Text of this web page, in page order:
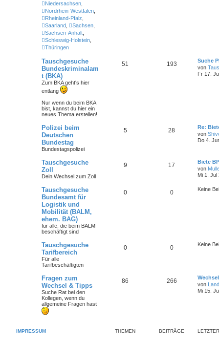
Niedersachsen
Nordrhein-Westfalen
Rheinland-Pfalz
Saarland
Sachsen
Sachsen-Anhalt
Schleswig-Holstein
Thüringen
Tauschgesuche
Bundeskriminalam
t (BKA)
Zum BKA geht's hier
entlang
Nur wenn du beim BKA
bist , kannst du hier ein
neues Thema erstellen!
51 193
Suche
von
Fr 17.
Polizei beim
Deutschen
Bundestag
Bundestagspolizei
5 28
Re:
von
Do 4.
Tauschgesuche
Zoll
Dein Wechsel zum Zoll
9 17
Biete
von
Mi 1. Jul
Tauschgesuche
Bundesamt für
Logistik und
Mobilität (BALM,
ehem. BAG)
für alle, die beim BALM
beschäftigt sind
0 0 Keine
Tauschgesuche
Tarifbereich
Für alle
Tarifbeschäftigten
0 0 Keine
Fragen zum
Wechsel & Tipps
Suche Rat bei den
Kollegen, wenn du
allgemeine Fragen hast
86 266
von
Mi 15.
IMPRESSUM THEMEN BEITRÄGE